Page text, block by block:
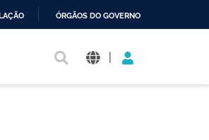
ÓRGÃOS DO GOVERNO
|